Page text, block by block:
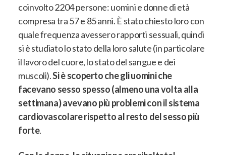
coinvolto 2204 persone: uomini e donne di età
compresa tra 57 e 85 anni. È stato chiesto loro con
quale frequenza avessero rapporti sessuali, quindi
si è studiato lo stato della loro salute (in particolare
il lavoro del cuore, lo stato del sangue e dei
muscoli).Si è scoperto che gli uomini che
facevano sesso spesso (almeno una volta alla
settimana) avevano più problemi con il sistema
cardiovascolare rispetto al resto del sesso più
forte.